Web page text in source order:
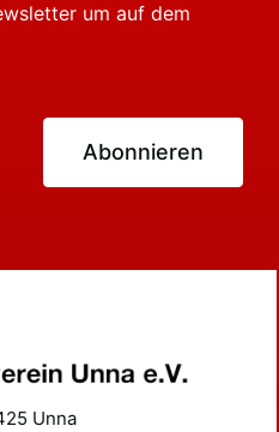
um auf dem
Abonnieren
Unna